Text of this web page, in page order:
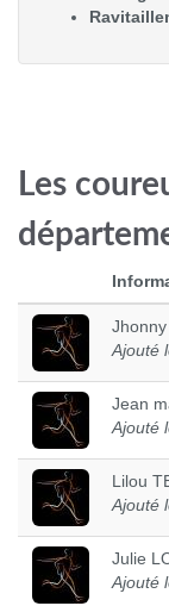
Les
Jhonny
Ajouté
Jean
Ajouté
Lilou
Ajouté
Julie
Ajouté